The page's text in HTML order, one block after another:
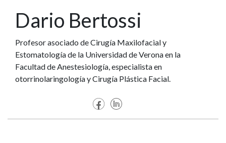
Dario Bertossi
Profesor asociado de Cirugía Maxilofacial y
Estomatología de la Universidad de Verona en la
Facultad de Anestesiología, especialista en
otorrinolaringología y Cirugía Plástica Facial.